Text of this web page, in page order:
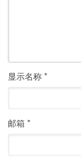
显示名称*
邮箱*